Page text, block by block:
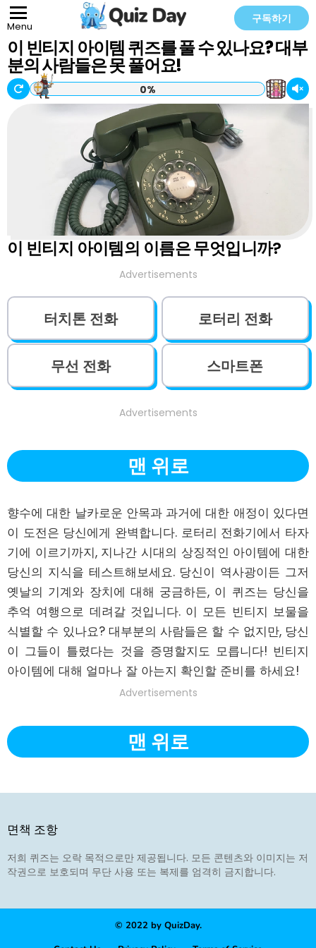
Menu
구독하기
이 빈티지 아이템 퀴즈를 풀 수 있나요? 대부
분의 사람들은 못 풀어요!
0%
이 빈티지 아이템의 이름은 무엇입니까?
Advertisements
터치톤 전화 로터리 전화
무선 전화 스마트폰
Advertisements
맨 위로
향수에 대한 날카로운 안목과 과거에 대한 애정이 있다면
이 도전은 당신에게 완벽합니다. 로터리 전화기에서 타자
기에 이르기까지, 지나간 시대의 상징적인 아이템에 대한
당신의 지식을 테스트해보세요. 당신이 역사광이든 그저
옛날의 기계와 장치에 대해 궁금하든, 이 퀴즈는 당신을
추억 여행으로 데려갈 것입니다. 이 모든 빈티지 보물을
식별할 수 있나요? 대부분의 사람들은 할 수 없지만, 당신
이 그들이 틀렸다는 것을 증명할지도 모릅니다! 빈티지
아이템에 대해 얼마나 잘 아는지 확인할 준비를 하세요!
Advertisements
맨 위로
면책 조항
저희 퀴즈는 오락 목적으로만 제공됩니다. 모든 콘텐츠와 이미지는 저
작권으로 보호되며 무단 사용 또는 복제를 엄격히 금지합니다.
© 2022 by QuizDay.